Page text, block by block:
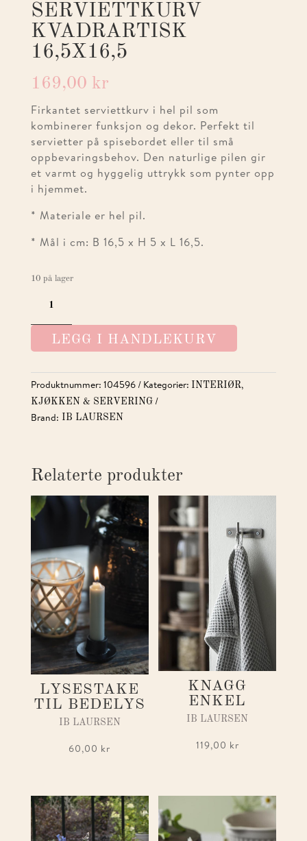
SERVIETTKURV
KVADRARTISK
16,5X16,5
169,00 kr
Firkantet serviettkurv i hel pil som
kombinerer funksjon og dekor. Perfekt til
servietter på spisebordet eller til små
oppbevaringsbehov. Den naturlige pilen gir
et varmt og hyggelig uttrykk som pynter opp
i hjemmet.
* Materiale er hel pil.
* Mål i cm: B 16,5 x H 5 x L 16,5.
10 på lager
KVADRARTISK
16,5X16,5
ANTALLLEGG I HANDLEKURV
Produktnummer: 104596 Kategorier: INTERIØR,
KJØKKEN & SERVERING
Brand: IB LAURSEN
Relaterte produkter
LYSESTAKE
TIL BEDELYS
IB LAURSEN
60,00 kr
KNAGG
ENKEL
IB LAURSEN
119,00 kr